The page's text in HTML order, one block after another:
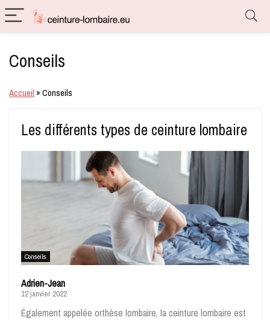
Conseils
Accueil»Conseils
Les différents types de ceinture lombaire
Conseils
Adrien-Jean
12 janvier 2022
Également appelée orthèse lombaire, la ceinture lombaire est